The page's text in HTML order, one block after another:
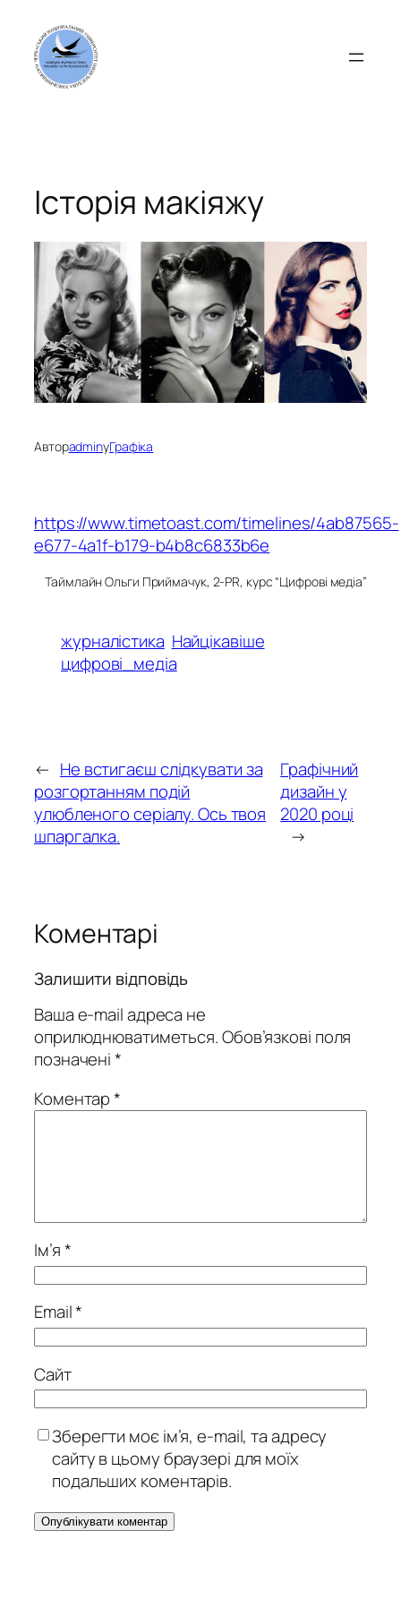
вмісту
Історія макіяжу
АвторadminуГрафіка
https://www.timetoast.com/timelines/4ab87565-
e677-4a1f-b179-b4b8c6833b6e
Таймлайн Ольги Приймачук, 2-PR, курс “Цифрові медіа”
журналістика Найцікавіше
цифрові_медіа
← Не встигаєш слідкувати за
розгортанням подій
улюбленого серіалу. Ось твоя
шпаргалка.
Графічний
дизайн у
2020 році
→
Коментарі
Залишити відповідь
Ваша e-mail адреса не
оприлюднюватиметься.Обов’язкові поля
позначені*
Коментар*
Ім’я*
Email*
Сайт
Зберегти моє ім’я, e-mail, та адресу
сайту в цьому браузері для моїх
подальших коментарів.